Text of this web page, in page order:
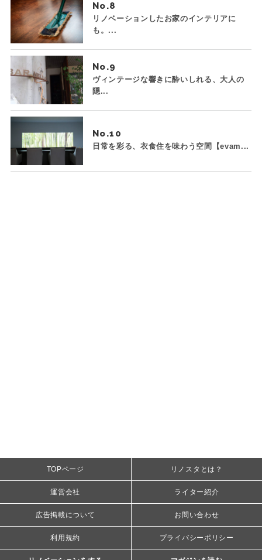
No.
リノベーションしたお家のインテリアに
も。...
No.
ヴィンテージな響きに酔いしれる、大人の
隠...
No.
日常を彩る、衣食住を味わう空間【evam...
TOPページ リノスタとは？
運営会社 ライター紹介
広告掲載について お問い合わせ
利用規約 プライバシーポリシー